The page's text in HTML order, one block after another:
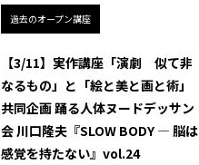
過去のオープン講座
【3/11】実作講座「演劇 似て非
なるもの」と「絵と美と画と術」
共同企画 踊る人体ヌードデッサン
会 川口隆夫『SLOW BODY ― 脳は
感覚を持たない』vol.24